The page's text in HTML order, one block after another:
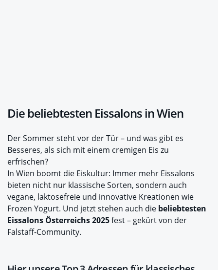
Die beliebtesten Eissalons in Wien
Der Sommer steht vor der Tür – und was gibt es
Besseres, als sich mit einem cremigen Eis zu
erfrischen?
In Wien boomt die Eiskultur: Immer mehr Eissalons
bieten nicht nur klassische Sorten, sondern auch
vegane, laktosefreie und innovative Kreationen wie
Frozen Yogurt. Und jetzt stehen auch die beliebtesten
Eissalons Österreichs 2025fest – gekürt von der
Falstaff-Community.